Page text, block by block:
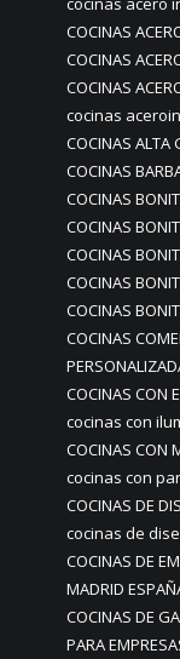
COCINAS
COCINAS
COCINAS
cocinas
COCINAS ALTA
COCINAS
COCINAS
COCINAS
COCINAS
COCINAS
COCINAS
COCINAS
COCINAS CON
cocinas con
COCINAS CON
cocinas con
COCINAS DE
cocinas de
COCINAS DE
MADRID
COCINAS DE
PARA